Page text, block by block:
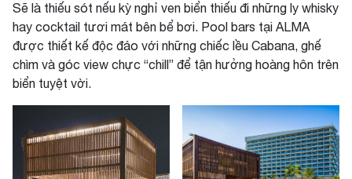
Sẽ là thiếu sót nếu kỳ nghỉ ven biển thiếu đi những ly whisky
hay cocktail tươi mát bên bể bơi. Pool bars tại ALMA
được thiết kế độc đáo với những chiếc lều Cabana, ghế
chìm và góc view chực “chill” để tận hưởng hoàng hôn trên
biển tuyệt vời.